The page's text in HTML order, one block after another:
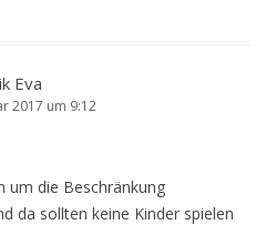
Eva
2017 um 9:12
um die Beschränkung
da sollten keine Kinder spielen